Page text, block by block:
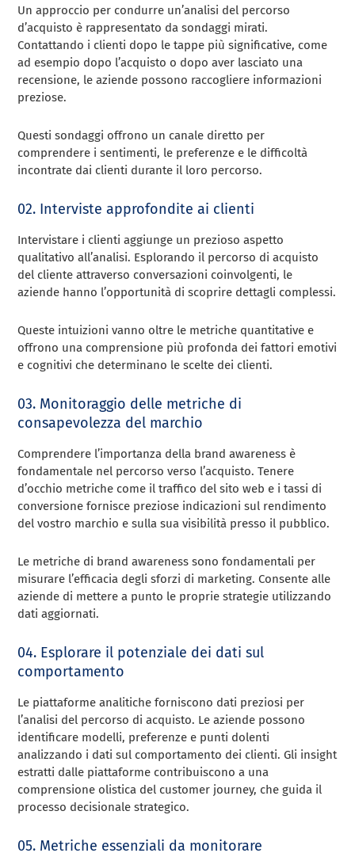
Un approccio per condurre un’analisi del percorso
d’acquisto è rappresentato da sondaggi mirati.
Contattando i clienti dopo le tappe più significative, come
ad esempio dopo l’acquisto o dopo aver lasciato una
recensione, le aziende possono raccogliere informazioni
preziose.
Questi sondaggi offrono un canale diretto per
comprendere i sentimenti, le preferenze e le difficoltà
incontrate dai clienti durante il loro percorso.
02. Interviste approfondite ai clienti
Intervistare i clienti aggiunge un prezioso aspetto
qualitativo all’analisi. Esplorando il percorso di acquisto
del cliente attraverso conversazioni coinvolgenti, le
aziende hanno l’opportunità di scoprire dettagli complessi.
Queste intuizioni vanno oltre le metriche quantitative e
offrono una comprensione più profonda dei fattori emotivi
e cognitivi che determinano le scelte dei clienti.
03. Monitoraggio delle metriche di
consapevolezza del marchio
Comprendere l’importanza della brand awareness è
fondamentale nel percorso verso l’acquisto. Tenere
d’occhio metriche come il traffico del sito web e i tassi di
conversione fornisce preziose indicazioni sul rendimento
del vostro marchio e sulla sua visibilità presso il pubblico.
Le metriche di brand awareness sono fondamentali per
misurare l’efficacia degli sforzi di marketing. Consente alle
aziende di mettere a punto le proprie strategie utilizzando
dati aggiornati.
04. Esplorare il potenziale dei dati sul
comportamento
Le piattaforme analitiche forniscono dati preziosi per
l’analisi del percorso di acquisto. Le aziende possono
identificare modelli, preferenze e punti dolenti
analizzando i dati sul comportamento dei clienti. Gli insight
estratti dalle piattaforme contribuiscono a una
comprensione olistica del customer journey, che guida il
processo decisionale strategico.
05. Metriche essenziali da monitorare